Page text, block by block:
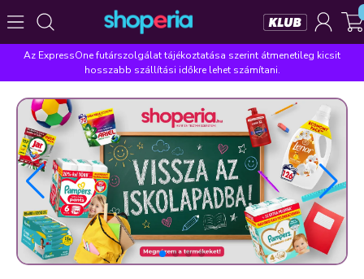
Népszerű kategóriák
Szépségápolás Élelmiszer Mosás Mosogatás
Takarítás Baba-mama Háztartás
Népszerű márkák
Pampers Lenor Violeta Coccolino Silan
Népszerű keresések
leukoplast ariel lenor finish pampers
Az ExpressOne futárszolgálat tájékoztatása szerint átmenetileg kicsit
hosszabb szállítási időkre lehet számítani.